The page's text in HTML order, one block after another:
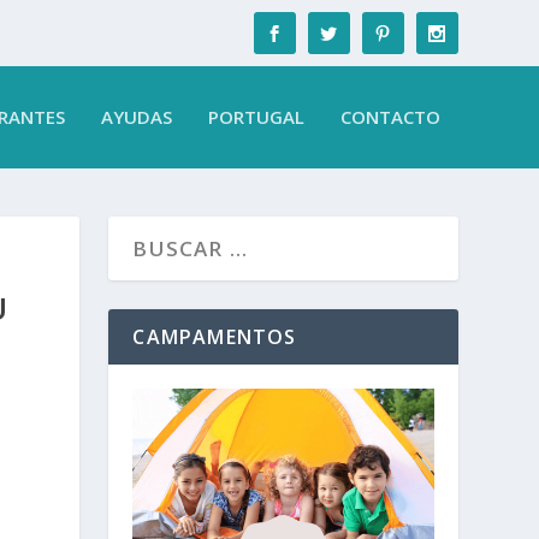
AYUDAS PORTUGAL CONTACTO
CAMPAMENTOS